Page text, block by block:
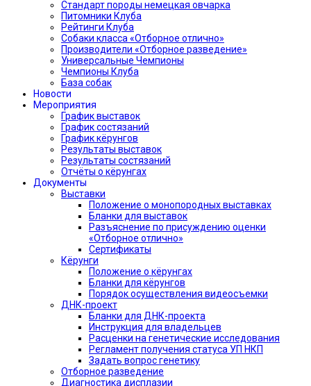
Стандарт породы немецкая овчарка
Питомники Клуба
Рейтинги Клуба
Собаки класса «Отборное отлично»
Производители «Отборное разведение»
Универсальные Чемпионы
Чемпионы Клуба
База собак
Новости
Мероприятия
График выставок
График состязаний
График кёрунгов
Результаты выставок
Результаты состязаний
Отчёты о кёрунгах
Документы
Выставки
Положение о монопородных выставках
Бланки для выставок
Разъяснение по присуждению оценки
«Отборное отлично»
Сертификаты
Кёрунги
Положение о кёрунгах
Бланки для кёрунгов
Порядок осуществления видеосъемки
ДНК-проект
Бланки для ДНК-проекта
Инструкция для владельцев
Расценки на генетические исследования
Регламент получения статуса УП НКП
Задать вопрос генетику
Отборное разведение
Диагностика дисплазии